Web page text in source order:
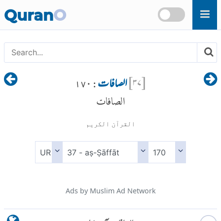
Skip to main content
QuranO
[۳۷]الصافات : ۱۷۰
الصافات
القرآن الكريم
Ads by Muslim Ad Network